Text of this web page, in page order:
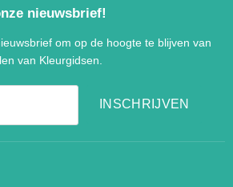
nieuwsbrief!
om op de hoogte te blijven van
van Kleurgidsen.
INSCHRIJVEN